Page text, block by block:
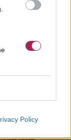
Policy